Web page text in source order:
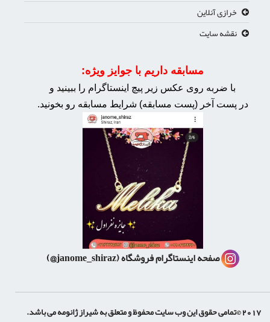
خرازی آنلاین
نقشه سایت
مسابقه داریم با جوایز ویژه:
با ضربه روی عکس زیر پیچ اینستاگرام را ببینید و
در پست آخر (پست مسابقه) شرایط مسابقه رو بخونید.
صفحه اینستاگرام فروشگاه(janome_shiraz@)
2017 ©تمامی حقوق این وب سایت محفوظ و متعلق به شیراز ژانومه می باشد.